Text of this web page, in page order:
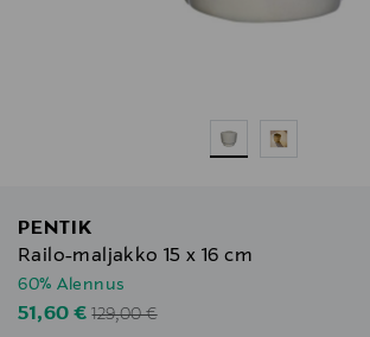
PENTIK
Railo-maljakko 15 x 16 cm
60% Alennus
Discounted Price
51,60 €Original Price
129,00 €